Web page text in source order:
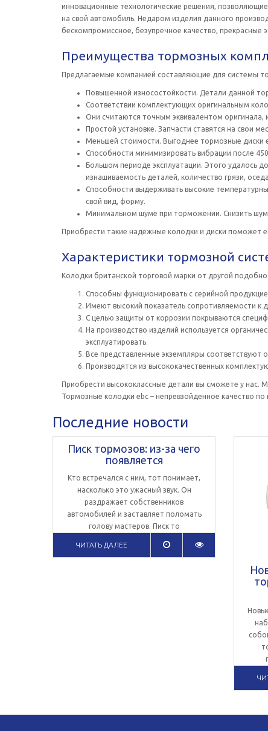
инновационные технологические решения,
на свой автомобиль. Недаром изделия данного
бескомпромиссное, безупречное качество, прекрасные
Преимущества тормозных
Предлагаемые компанией составляющие для системы
Повышенной износостойкости. Детали данной
Соответствии комплектующих оригинальным
Они считаются точным эквивалентом
Простой установке. Запчасти ставятся на свои
Меньшей стоимости. Выгоднее тормозные диски
Способности минимизировать вибрации после
Большом периоде эксплуатации. Этого удалось
изнашиваемость деталей, количество грязи,
Способности выдерживать высокие
свой вид, форму.
Минимальном шуме при торможении. Снизить
Приобрести такие надежные колодки и диски поможет
Характеристики тормозной
Колодки британской торговой марки от другой
Способны функционировать с серийной
Имеют высокий показатель сопротивляемости к
С целью защиты от коррозии покрываются
На производство изделий используется
эксплуатировать.
Все представленные экземпляры
Производятся из высококачественных
Приобрести высококлассные детали вы сможете у нас.
Тормозные колодки ebc – непревзойденное качество
Последние новости
Писк тормозов: из-за чего
появляется
Кто встречался с ним, тот понимает,
насколько это ужасный звук. Он
раздражает собственников
автомобилей и заставляет поломать
голову мастеров. Писк то
ЧИТАТЬ ДАЛЕЕ